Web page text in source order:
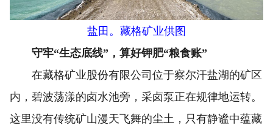
盐田。藏格矿业供图
守牢“生态底线”，算好钾肥“粮食账”
在藏格矿业股份有限公司位于察尔汗盐湖的矿区
内，碧波荡漾的卤水池旁，采卤泵正在规律地运转。
这里没有传统矿山漫天飞舞的尘土，只有静谧中蕴藏